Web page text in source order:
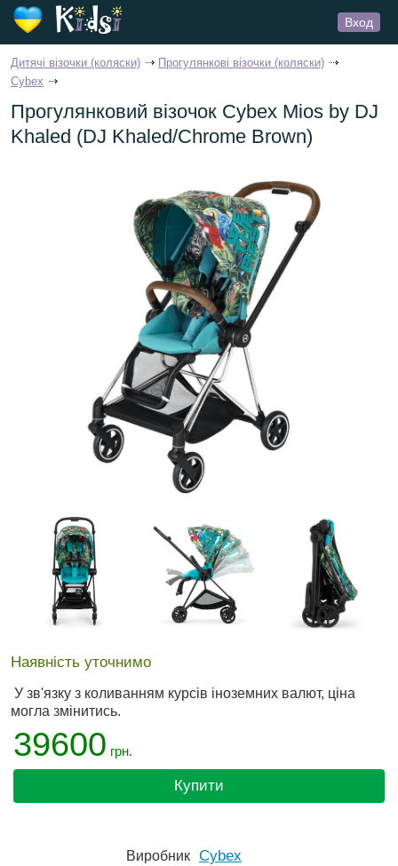
Вход
Дитячі візочки (коляски)
Прогулянкові візочки (коляски)
Cybex
Прогулянковий візочок Cybex Mios by DJ
Khaled (DJ Khaled/Chrome Brown)
Наявність уточнимо
У зв'язку з коливанням курсів іноземних валют, ціна
могла змінитись.
39600 грн.
Купити
Виробник Cybex